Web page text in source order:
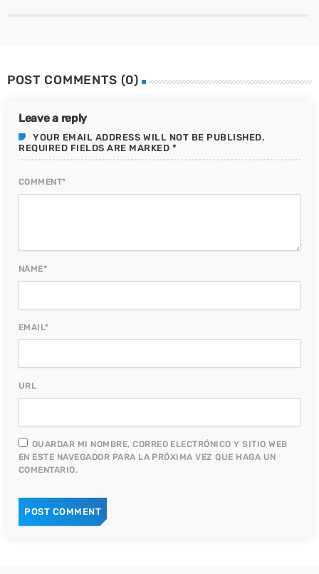
POST COMMENTS (0)
Leave a reply
YOUR EMAIL ADDRESS WILL NOT BE PUBLISHED.
REQUIRED FIELDS ARE MARKED *
COMMENT*
NAME*
EMAIL*
URL
GUARDAR MI NOMBRE, CORREO ELECTRÓNICO Y SITIO WEB
EN ESTE NAVEGADOR PARA LA PRÓXIMA VEZ QUE HAGA UN
COMENTARIO.